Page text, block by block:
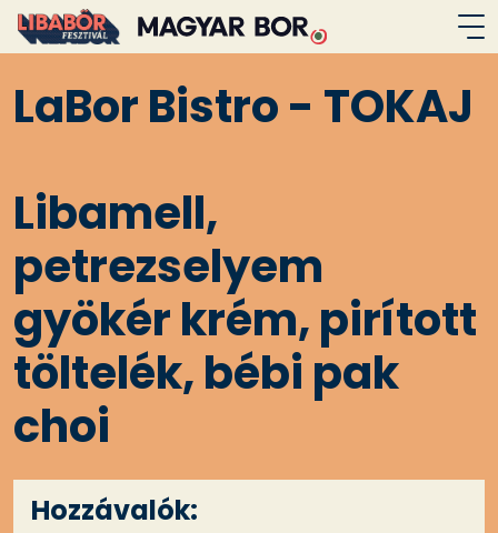
LaBor Bistro - TOKAJ
Libamell,
petrezselyem
gyökér krém, pirított
töltelék, bébi pak
choi
Hozzávalók: